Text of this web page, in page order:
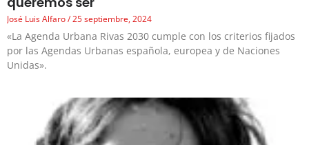
José Luis Alfaro 25 septiembre, 2024
«La Agenda Urbana Rivas 2030 cumple con los criterios fijados
por las Agendas Urbanas española, europea y de Naciones
Unidas».